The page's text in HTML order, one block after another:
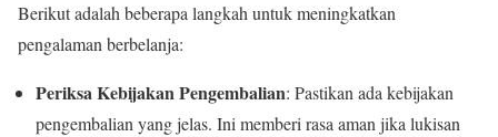
Berikut adalah beberapa langkah untuk meningkatkan
pengalaman berbelanja:
Periksa Kebijakan Pengembalian: Pastikan ada kebijakan
pengembalian yang jelas. Ini memberi rasa aman jika lukisan